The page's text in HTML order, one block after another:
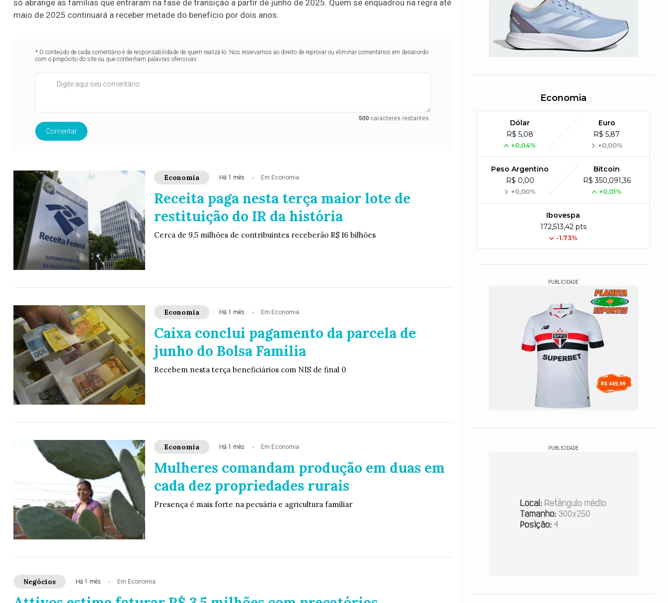
só abrange as famílias que entraram na fase de transição a partir de junho de 2025. Quem se enquadrou na regra até
maio de 2025 continuará a receber metade do benefício por dois anos.
* O conteúdo de cada comentário é de responsabilidade de quem realizá-lo. Nos reservamos ao direito de reprovar ou eliminar comentários em desacordo
com o propósito do site ou que contenham palavras ofensivas.
500caracteres restantes.
Comentar
Economia Há 1 mês Em Economia
Receita paga nesta terça maior lote de
restituição do IR da história
Cerca de 9,5 milhões de contribuintes receberão R$ 16 bilhões
Economia Há 1 mês Em Economia
Caixa conclui pagamento da parcela de
junho do Bolsa Família
Recebem nesta terça beneficiários com NIS de final 0
Economia Há 1 mês Em Economia
Mulheres comandam produção em duas em
cada dez propriedades rurais
Presença é mais forte na pecuária e agricultura familiar
Negócios Há 1 mês Em Economia
Economia
Dólar
R$ 5,08
+0,04%
Euro
R$ 5,87
+0,00%
Peso Argentino
R$ 0,00
+0,00%
Bitcoin
R$ 350,091,36
+0,01%
Ibovespa
172,513,42 pts
-1.73%
PUBLICIDADE
PUBLICIDADE